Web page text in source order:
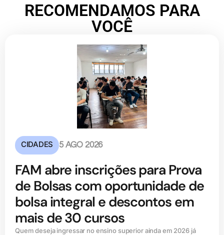
RECOMENDAMOS PARA
VOCÊ
CIDADES 5 AGO 2026
FAM abre inscrições para Prova
de Bolsas com oportunidade de
bolsa integral e descontos em
mais de 30 cursos
Quem deseja ingressar no ensino superior ainda em 2026 já